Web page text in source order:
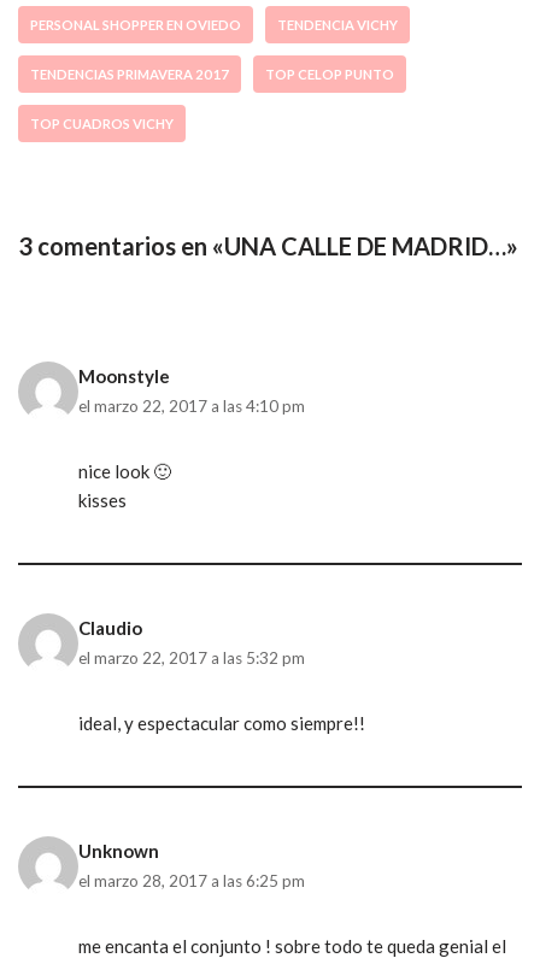
PERSONAL SHOPPER EN OVIEDO TENDENCIA VICHY
TENDENCIAS PRIMAVERA 2017 TOP CELOP PUNTO
TOP CUADROS VICHY
3 comentarios en «UNA CALLE DE MADRID…»
Moonstyle
el marzo 22, 2017 a las 4:10 pm
nice look 🙂
kisses
Claudio
el marzo 22, 2017 a las 5:32 pm
ideal, y espectacular como siempre!!
Unknown
el marzo 28, 2017 a las 6:25 pm
me encanta el conjunto ! sobre todo te queda genial el